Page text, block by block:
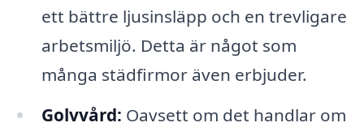
ett bättre ljusinsläpp och en trevligare
arbetsmiljö. Detta är något som
många städfirmor även erbjuder.
Golvvård: Oavsett om det handlar om